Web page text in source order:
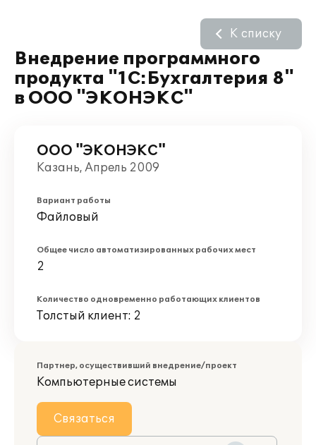
Внедрение программного
продукта "1С:Бухгалтерия 8"
в ООО "ЭКОНЭКС"
К списку
ООО "ЭКОНЭКС"
Казань, Апрель 2009
Вариант работы
Файловый
Общее число автоматизированных рабочих мест
2
Количество одновременно работающих клиентов
Толстый клиент: 2
Партнер, осуществивший внедрение/проект
Компьютерные системы
Связаться